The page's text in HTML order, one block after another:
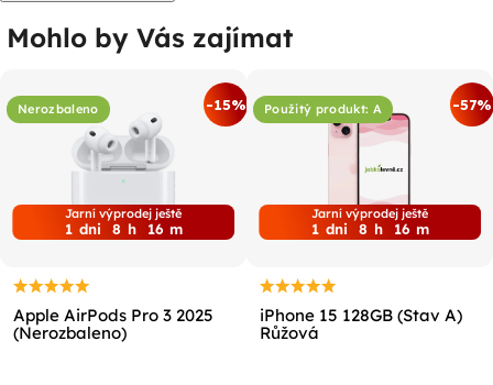
Mohlo by Vás zajímat
Nerozbaleno -15%
Jarní výprodej ještě
1 dni 8 h 16 m
Apple AirPods Pro 3 2025
(Nerozbaleno)
Použitý produkt: A -57%
Jarní výprodej ještě
1 dni 8 h 16 m
iPhone 15 128GB (Stav A)
Růžová